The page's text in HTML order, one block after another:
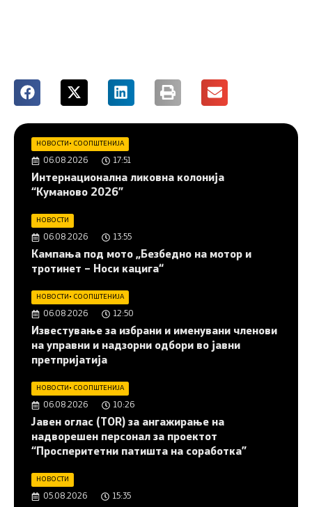
НОВОСТИ • СООПШТЕНИЈА
06.08.2026 17:51
Интернационална ликовна колонија
“Куманово 2026”
НОВОСТИ
06.08.2026 13:55
Кампања под мото „Безбедно на мотор и
тротинет – Носи кацига“
НОВОСТИ • СООПШТЕНИЈА
06.08.2026 12:50
Известување за избрани и именувани членови
на управни и надзорни одбори во јавни
претпријатија
НОВОСТИ • СООПШТЕНИЈА
06.08.2026 10:26
Јавен оглас (ТОR) за ангажирање на
надворешен персонал за проектот
“Просперитетни патишта на соработка”
НОВОСТИ
05.08.2026 15:35